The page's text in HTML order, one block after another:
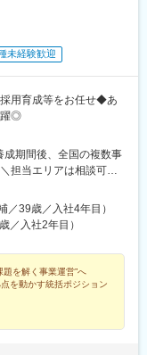
未経験歓迎
採用育成等をお任せ◆あ
躍◎
成期間後、全国の複数事
担当エリアは相談可
、埼玉、福岡の事業所
住まいのエリアで行う
すので、ご面接時にお
マネージャーと相談の
業では「重度訪問介
は「訪問介護事業」を
条件等に応じて、配属
かせる適切な部署でご
／39歳／入社4年目）
／入社2年目）
題を解く事業運営”へ
を動かす統括ポジション